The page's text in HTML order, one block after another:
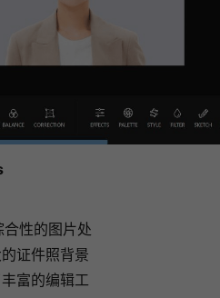
性的图片处
证件照背景
富的编辑工